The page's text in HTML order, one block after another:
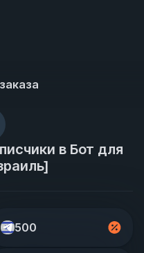
в Бот для
500